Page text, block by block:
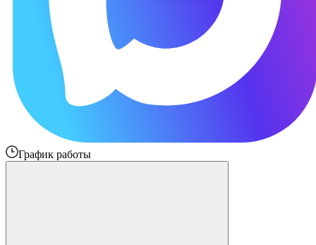
График работы